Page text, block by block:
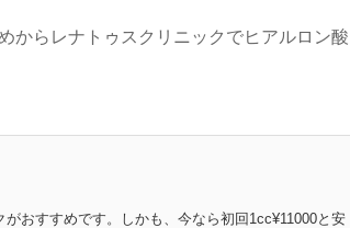
からレナトゥスクリニックでヒアルロン酸
おすすめです。しかも、今なら初回1cc¥11000と安